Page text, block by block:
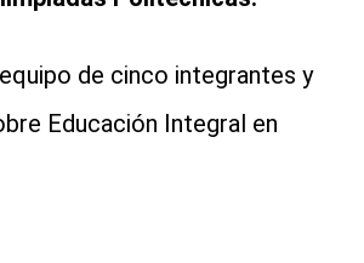
de cinco integrantes y
Educación Integral en